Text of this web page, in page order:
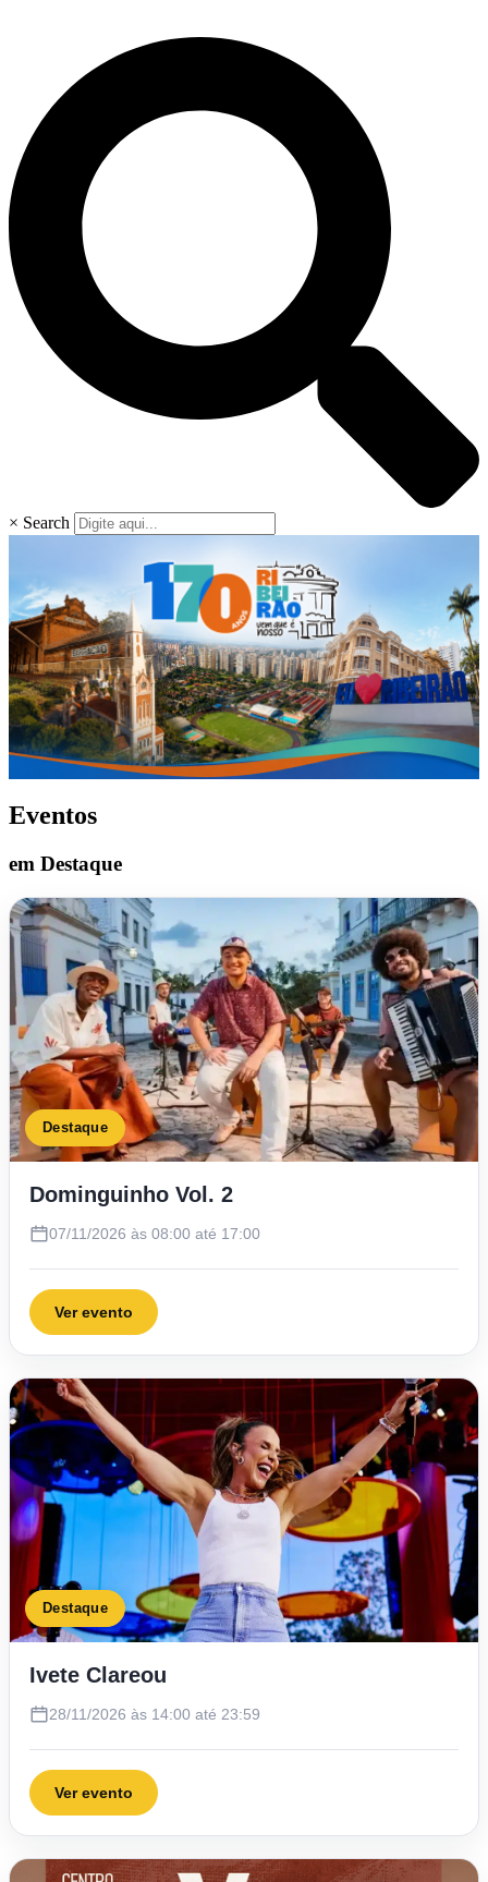
× Search
Eventos
em Destaque
Destaque
Dominguinho Vol. 2
07/11/2026 às 08:00 até 17:00
Ver evento
Destaque
Ivete Clareou
28/11/2026 às 14:00 até 23:59
Ver evento